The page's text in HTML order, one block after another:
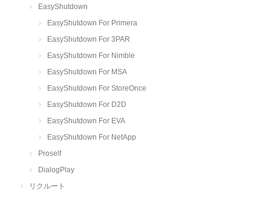
EasyShutdown
EasyShutdown For Primera
EasyShutdown For 3PAR
EasyShutdown For Nimble
EasyShutdown For MSA
EasyShutdown For StoreOnce
EasyShutdown For D2D
EasyShutdown For EVA
EasyShutdown For NetApp
Proself
DialogPlay
リクルート